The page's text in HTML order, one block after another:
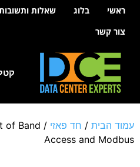
לתוכןראשי בלוג שאלות
צור קשר
עמוד הבית / חד פאזי /
of Band
Access and Modbus